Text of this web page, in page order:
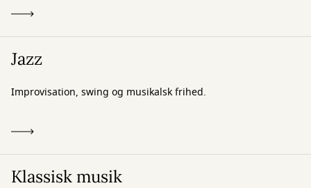
Jazz
Improvisation, swing og musikalsk frihed.
Klassisk musik